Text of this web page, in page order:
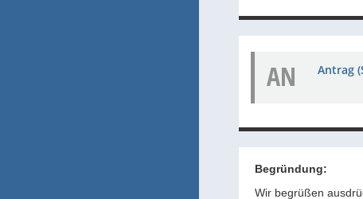
AN Antrag
Begründung:
Wir begrüßen